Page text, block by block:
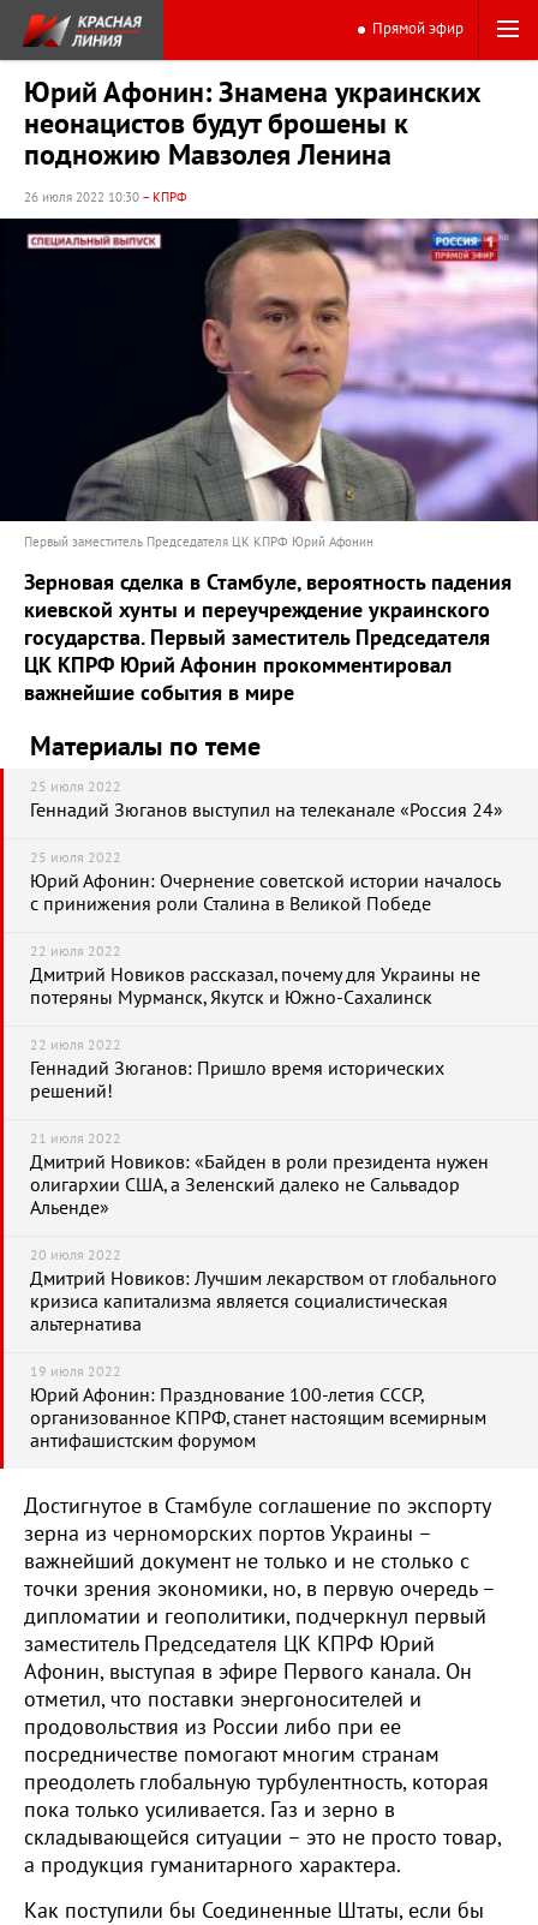
Прямой эфир
Юрий Афонин: Знамена украинских
неонацистов будут брошены к
подножию Мавзолея Ленина
26 июля 2022 10:30 – КПРФ
Первый заместитель Председателя ЦК КПРФ Юрий Афонин
Зерновая сделка в Стамбуле, вероятность падения
киевской хунты и переучреждение украинского
государства. Первый заместитель Председателя
ЦК КПРФ Юрий Афонин прокомментировал
важнейшие события в мире
Материалы по теме
25 июля 2022
Геннадий Зюганов выступил на телеканале «Россия 24»
25 июля 2022
Юрий Афонин: Очернение советской истории началось
с принижения роли Сталина в Великой Победе
22 июля 2022
Дмитрий Новиков рассказал, почему для Украины не
потеряны Мурманск, Якутск и Южно-Сахалинск
22 июля 2022
Геннадий Зюганов: Пришло время исторических
решений!
21 июля 2022
Дмитрий Новиков: «Байден в роли президента нужен
олигархии США, а Зеленский далеко не Сальвадор
Альенде»
20 июля 2022
Дмитрий Новиков: Лучшим лекарством от глобального
кризиса капитализма является социалистическая
альтернатива
19 июля 2022
Юрий Афонин: Празднование 100-летия СССР,
организованное КПРФ, станет настоящим всемирным
антифашистским форумом
Достигнутое в Стамбуле соглашение по экспорту
зерна из черноморских портов Украины –
важнейший документ не только и не столько с
точки зрения экономики, но, в первую очередь –
дипломатии и геополитики, подчеркнул первый
заместитель Председателя ЦК КПРФ Юрий
Афонин, выступая в эфире Первого канала. Он
отметил, что поставки энергоносителей и
продовольствия из России либо при ее
посредничестве помогают многим странам
преодолеть глобальную турбулентность, которая
пока только усиливается. Газ и зерно в
складывающейся ситуации – это не просто товар,
а продукция гуманитарного характера.
Как поступили бы Соединенные Штаты, если бы